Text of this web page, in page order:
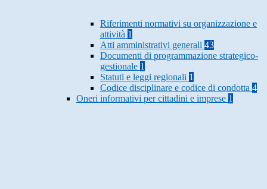
Riferimenti normativi su organizzazione e
attività 1
Atti amministrativi generali 43
Documenti di programmazione strategico-
gestionale 1
Statuti e leggi regionali 1
Codice disciplinare e codice di condotta 4
Oneri informativi per cittadini e imprese 1